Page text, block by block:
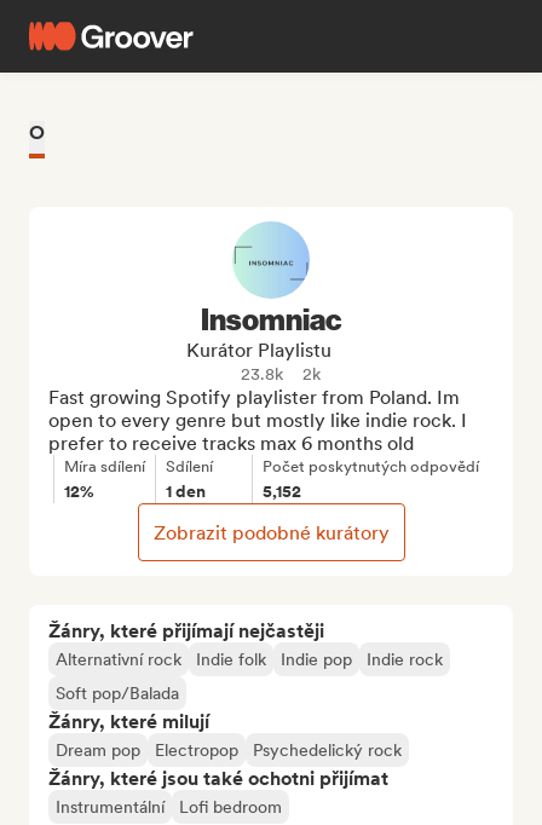
O
Žánry, které přijímají nejčastěji
Alternativní rock Indie folk Indie pop
Indie rock
Soft pop/Balada
Žánry, které milují
Dream pop Electropop Psychedelický rock
Žánry, které jsou také ochotni přijímat
Instrumentální Lofi bedroom
Insomniac
Kurátor Playlistu
23.8k 2k
Fast growing Spotify playlister from Poland. Im
open to every genre but mostly like indie rock. I
prefer to receive tracks max 6 months old
Míra sdílení
12%
Sdílení
1 den
Počet poskytnutých odpovědí
5,152
Zobrazit podobné kurátory